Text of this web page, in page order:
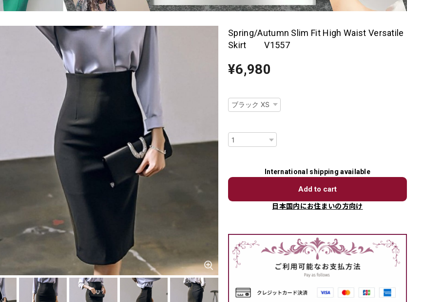
Spring/Autumn Slim Fit High Waist Versatile
Skirt V1557
¥6,980
International shipping available
Add to cart
日本国内にお住まいの方向け